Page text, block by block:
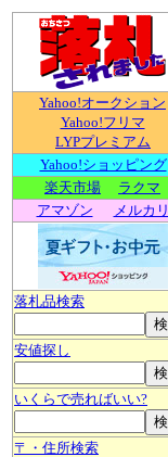
Yahoo!オークション
Yahoo!フリマ
LYPプレミアム
Yahoo!ショッピング
楽天市場
ラクマ
アマゾン
メルカリ
落札品検索
安値探し
いくらで売ればいい?
〒・住所検索